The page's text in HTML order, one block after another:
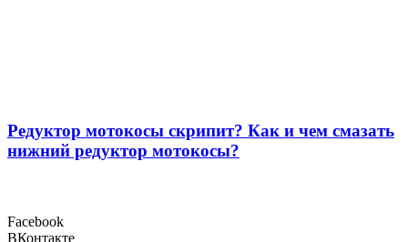
Редуктор мотокосы скрипит? Как и чем смазать
нижний редуктор мотокосы?
Facebook
ВКонтакте